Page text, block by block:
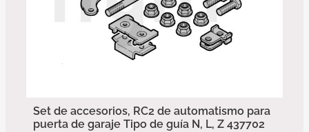
Set de accesorios, RC2 de automatismo para
puerta de garaje Tipo de guía N, L, Z 437702